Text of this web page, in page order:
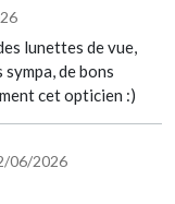
lunettes de vue,
de bons
cet opticien :)
06/2026